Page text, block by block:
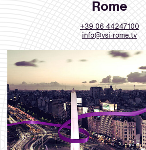
Rome
+39 06 44247100
info@vsi-rome.tv